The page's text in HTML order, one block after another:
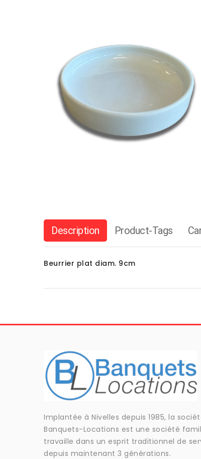
Description Product-Tags
Beurrier plat diam. 9cm
Implantée à Nivelles depuis 1985, la
Banquets-Locations est une société
travaille dans un esprit traditionnel de
depuis maintenant 3 générations.